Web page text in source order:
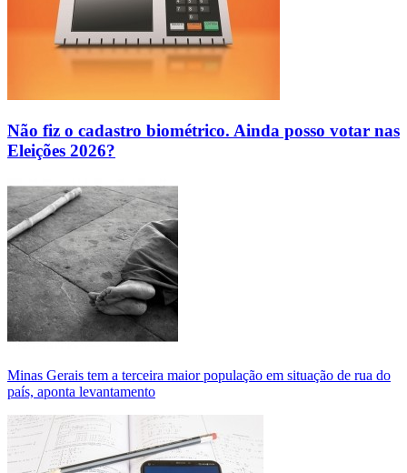
Não fiz o cadastro biométrico. Ainda posso votar nas
Eleições 2026?
Minas Gerais tem a terceira maior população em situação de rua do
país, aponta levantamento